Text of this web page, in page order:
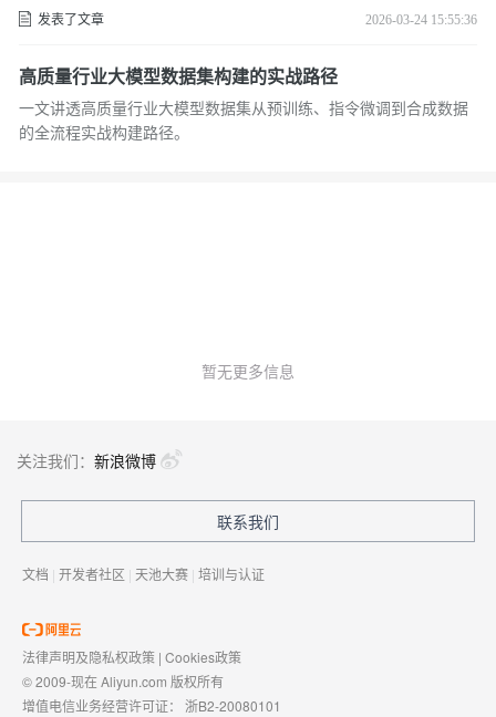
发表了文章 2026-03-24 15:55:36
高质量行业大模型数据集构建的实战路径
一文讲透高质量行业大模型数据集从预训练、指令微调到合成数据
的全流程实战构建路径。
暂无更多信息
关注我们： 新浪微博
联系我们
文档 | 开发者社区 | 天池大赛 | 培训与认证
法律声明及隐私权政策 | Cookies政策
© 2009-现在 Aliyun.com 版权所有
增值电信业务经营许可证： 浙B2-20080101